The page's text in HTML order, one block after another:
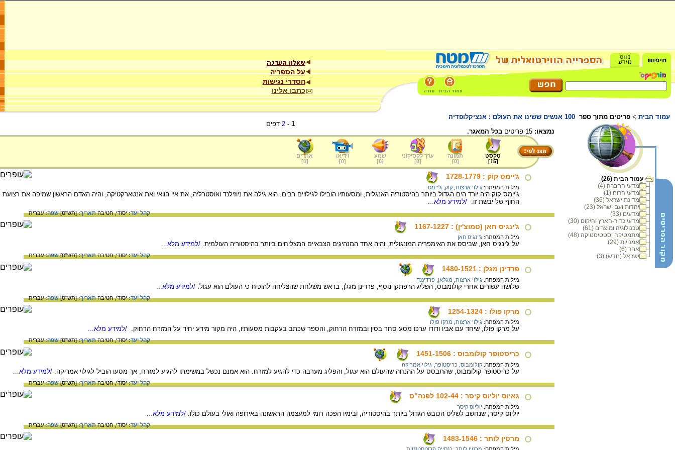
על הספריה
הסדרי נגישות
כתבו אלינו
עמוד הבית > פריטים מתוך ספר 100 אנשים ששינו את העולם : אנציקלופדיה
עמוד הבית (26)
מדעי החברה (4)
מדעי הרוח (1)
מדינת ישראל (36)
יהדות ועם ישראל (23)
מדעים (33)
מדעי כדור-הארץ והיקום (30)
טכנולוגיה ומוצרים (61)
מתמטיקה וסטטיסטיקה (48)
אמנויות (29)
אחר (6)
ישראל (חדש) (3)
1
-
2 דפים
נמצאו:
בכל המאגר.
טקסט
[
15
]
תמונה
[
0
]
ערך לקסיקוני
[
0
]
שמע
[
0
]
וידיאו
[
0
]
אתרים
[
0
]
ג'יימס קוק : 1728-1779
מילות המפתח: גילוי ארצות קוק, ג'יימס
ג'יימס קוק היה יורד הים הגדול ביותר בהיסטוריה האנגלית, ומסעותיו הובילו לגילויים רבים. הוא גילה את ניוזילנד ואוסטרליה, את איי הוואי ואת אנטארקטיקה, והיה האדם הראשון שמיפה את רצועת
החוף של יבשת זו. /למידע מלא...
קהל יעד:יסודי,חטיבהתאריך:[תש"ס]שפה:עברית
ג'ינגיס חאן (טמוצ'ין) : 1167-1227
מילות המפתח: ג'ינגיס חאן
על ג'ינגיס חאן, שביסס את האימפריה המונגולית, והיה אחד המנהיגים הצבאיים המצליחים ביותר בהיסטוריה העולמית. /למידע מלא...
קהל יעד:יסודי,חטיבהתאריך:[תש"ס]שפה:עברית
פרדינן מגלן : 1480-1521
מילות המפתח: גילוי ארצות מגלאן, פרדיננד
שלושה עשורים אחרי קולומבוס, הפליג הרפתקן נוסף, פרדינן מגלן, בראש משלחת שהצליחה להוכיח כי העולם הוא עגול. /למידע מלא...
קהל יעד:יסודי,חטיבהתאריך:[תש"ס]שפה:עברית
מרקו פולו : 1254-1324
מילות המפתח: גילוי ארצות מרקו פולו
על מרקו פולו, שיחד עם אביו ודודו ערכו מסע סחר בסין ובמזרח הרחוק, והספר שכתב בעקבות מסעותיו, היה מקור מידע יחיד על המזרח הרחוק. /למידע מלא...
קהל יעד:יסודי,חטיבהתאריך:[תש"ס]שפה:עברית
כריסטופר קולומבוס : 1451-1506
מילות המפתח: קולומבוס, כריסטופר גילוי אמריקה
על כריסטופר קולומבוס, שהתבסס על ההנחה שהעולם הוא עגול, והפליג מערבה כדי להגיע למזרח. הוא אמנם נכשל במשימתו להגיע למזרח, אך מסעו הוביל לגילוי אמריקה. /למידע מלא...
קהל יעד:יסודי,חטיבהתאריך:[תש"ס]שפה:עברית
גאיוס יוליוס קיסר : 102-44 לפנה"ס
מילות המפתח: יוליוס קיסר
יוליוס קיסר, שנחשב לשליט הכובש הגדול ביותר בהיסטוריה, ובימיו הפכה רומי למעצמה הראשונה באירופה ואולי בעולם כולו. /למידע מלא...
קהל יעד:יסודי,חטיבהתאריך:[תש"ס]שפה:עברית
מרטין לותר : 1483-1546